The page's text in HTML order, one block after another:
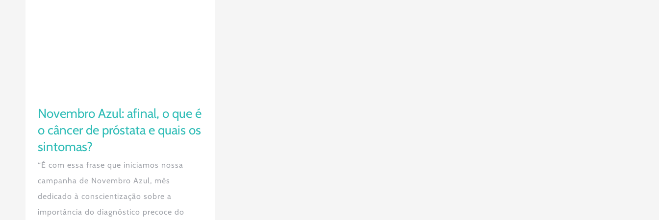
Novembro Azul: afinal, o que é
o câncer de próstata e quais os
sintomas?
“É com essa frase que iniciamos nossa
campanha de Novembro Azul, mês
dedicado à conscientização sobre a
importância do diagnóstico precoce do